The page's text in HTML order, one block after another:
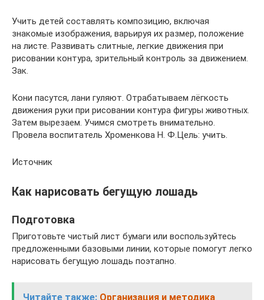
Учить детей составлять композицию, включая
знакомые изображения, варьируя их размер, положение
на листе. Развивать слитные, легкие движения при
рисовании контура, зрительный контроль за движением.
Зак.
Кони пасутся, лани гуляют. Отрабатываем лёгкость
движения руки при рисовании контура фигуры животных.
Затем вырезаем. Учимся смотреть внимательно.
Провела воспитатель Хроменкова Н. Ф.Цель: учить.
Источник
Как нарисовать бегущую лошадь
Подготовка
Приготовьте чистый лист бумаги или воспользуйтесь
предложенными базовыми линии, которые помогут легко
нарисовать бегущую лошадь поэтапно.
Читайте также: Организация и методика